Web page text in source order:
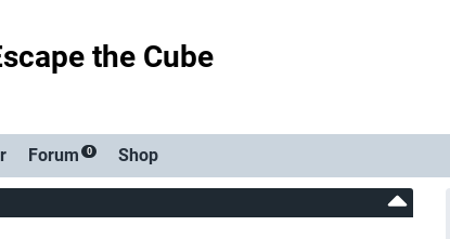
the Cube
Forum 0 Shop